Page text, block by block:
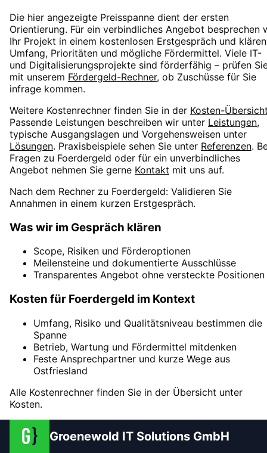
Die hier angezeigte Preisspanne dient der ersten
Orientierung. Für ein verbindliches Angebot besprechen
Ihr Projekt in einem kostenlosen Erstgespräch und klären
Umfang, Prioritäten und mögliche Fördermittel. Viele IT-
und Digitalisierungsprojekte sind förderfähig – prüfen
mit unserem Fördergeld-Rechner, ob Zuschüsse für Sie
infrage kommen.
Weitere Kostenrechner finden Sie in der Kosten-
Passende Leistungen beschreiben wir unter Leistungen,
typische Ausgangslagen und Vorgehensweisen unter
Lösungen. Praxisbeispiele sehen Sie unter Referenzen.
Fragen zu Foerdergeld oder für ein unverbindliches
Angebot nehmen Sie gerne Kontakt mit uns auf.
Nach dem Rechner zu Foerdergeld: Validieren Sie
Annahmen in einem kurzen Erstgespräch.
Was wir im Gespräch klären
Scope, Risiken und Förderoptionen
Meilensteine und dokumentierte Ausschlüsse
Transparentes Angebot ohne versteckte Positionen
Kosten für Foerdergeld im Kontext
Umfang, Risiko und Qualitätsniveau bestimmen die
Spanne
Betrieb, Wartung und Fördermittel mitdenken
Feste Ansprechpartner und kurze Wege aus
Ostfriesland
Alle Kostenrechner finden Sie in der Übersicht unter
Kosten.
Groenewold IT Solutions GmbH